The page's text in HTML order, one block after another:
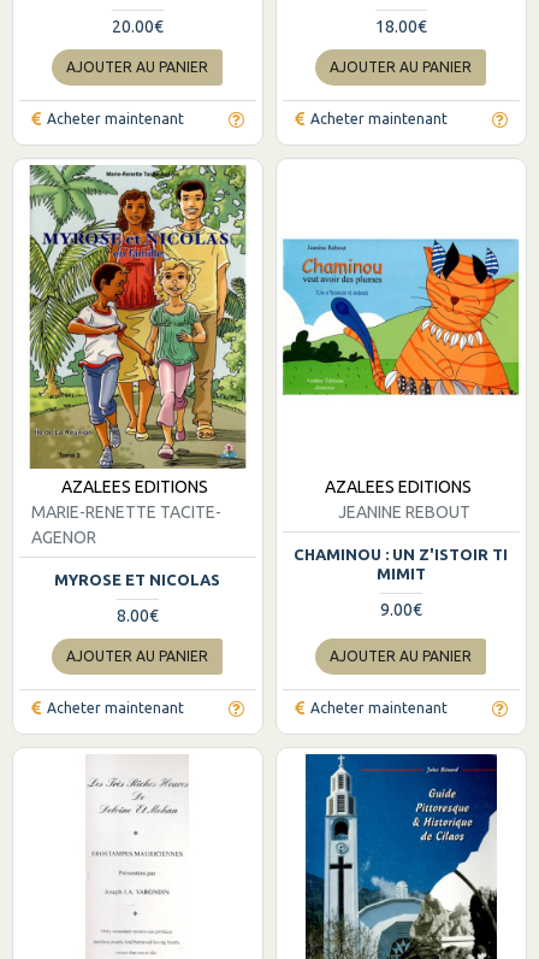
20.00€
AJOUTER AU PANIER
Acheter maintenant
18.00€
AJOUTER AU PANIER
Acheter maintenant
AZALEES EDITIONS
MARIE-RENETTE TACITE-
AGENOR
MYROSE ET NICOLAS
8.00€
AJOUTER AU PANIER
Acheter maintenant
AZALEES EDITIONS
JEANINE REBOUT
CHAMINOU : UN Z'ISTOIR TI
MIMIT
9.00€
AJOUTER AU PANIER
Acheter maintenant